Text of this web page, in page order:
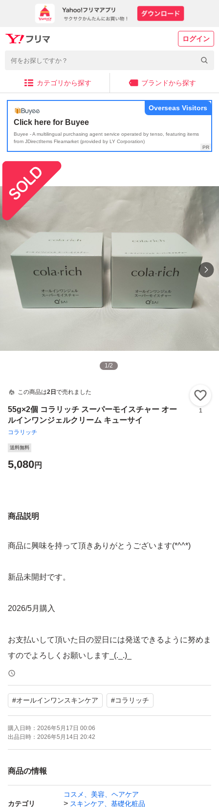
ログイン
カテゴリから探す ブランドから探す
Click here for Buyee
Buyee - A multilingual purchasing agent service operated by tenso, featuring items
from JDirectItems Fleamarket (provided by LY Corporation)
Overseas Visitors
1/2
この商品は2日 で売れました
55g×2個 コラリッチ スーパーモイスチャー オー
ルインワンジェルクリーム キューサイ
コラリッチ
1
送料無料
5,080円
商品説明
商品に興味を持って頂きありがとうございます(*^^*)
新品未開封です。
2026/5月購入
お支払いして頂いた日の翌日には発送できるように努めま
すのでよろしくお願いします_(._.)_
#オールインワンスキンケア #コラリッチ
購入日時： 2026年5月17日 00:06
出品日時： 2026年5月14日 20:42
商品の情報
カテゴリ
コスメ、美容、ヘアケア
スキンケア、基礎化粧品